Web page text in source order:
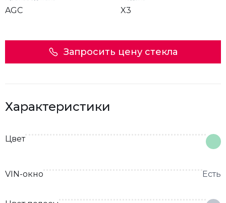
AGC X3
Запросить цену стекла
Характеристики
Цвет
VIN-окно Есть